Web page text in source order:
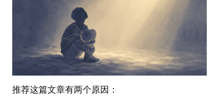
推荐这篇文章有两个原因：